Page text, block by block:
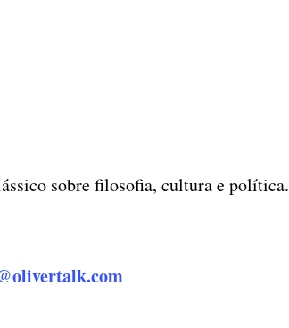
sobre filosofia, cultura e política.